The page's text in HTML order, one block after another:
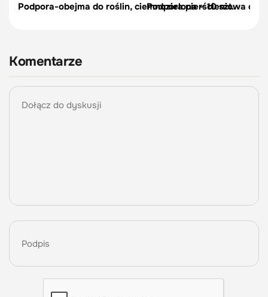
Podpora-obejma do roślin, ciemnozielona – 10 szt.
Podpora pierścieniowa do
Komentarze